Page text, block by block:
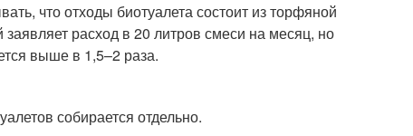
что отходы биотуалета состоит из торфяной
расход в 20 литров смеси на месяц, но
выше в 1,5–2 раза.
собирается отдельно.